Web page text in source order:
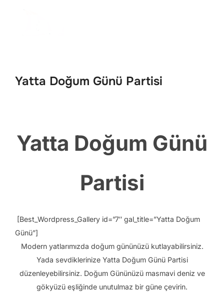
Yatta Doğum Günü Partisi
Yatta Doğum Günü
Partisi
[Best_Wordpress_Gallery id=”7″ gal_title=”Yatta Doğum
Günü”]
Modern yatlarımızda doğum gününüzü kutlayabilirsiniz.
Yada sevdiklerinize Yatta Doğum Günü Partisi
düzenleyebilirsiniz. Doğum Gününüzü masmavi deniz ve
gökyüzü eşliğinde unutulmaz bir güne çevirin.